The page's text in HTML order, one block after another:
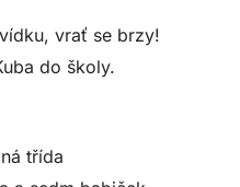
vrať se brzy!
do školy.
třída